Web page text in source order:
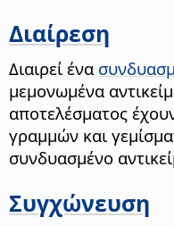
Διαίρεση
Διαιρεί ένα
μεμονωμένα
αποτελέσματος
γραμμών και
συνδυασμένο
Συγχώνευση